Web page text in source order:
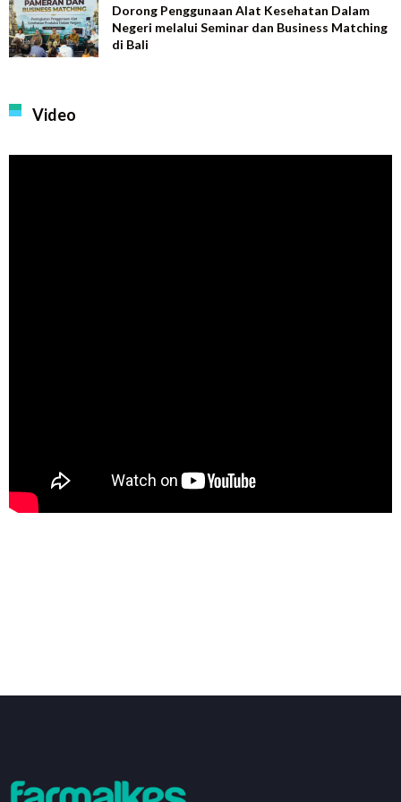
Dorong Penggunaan Alat Kesehatan Dalam
Negeri melalui Seminar dan Business Matching
di Bali
Video